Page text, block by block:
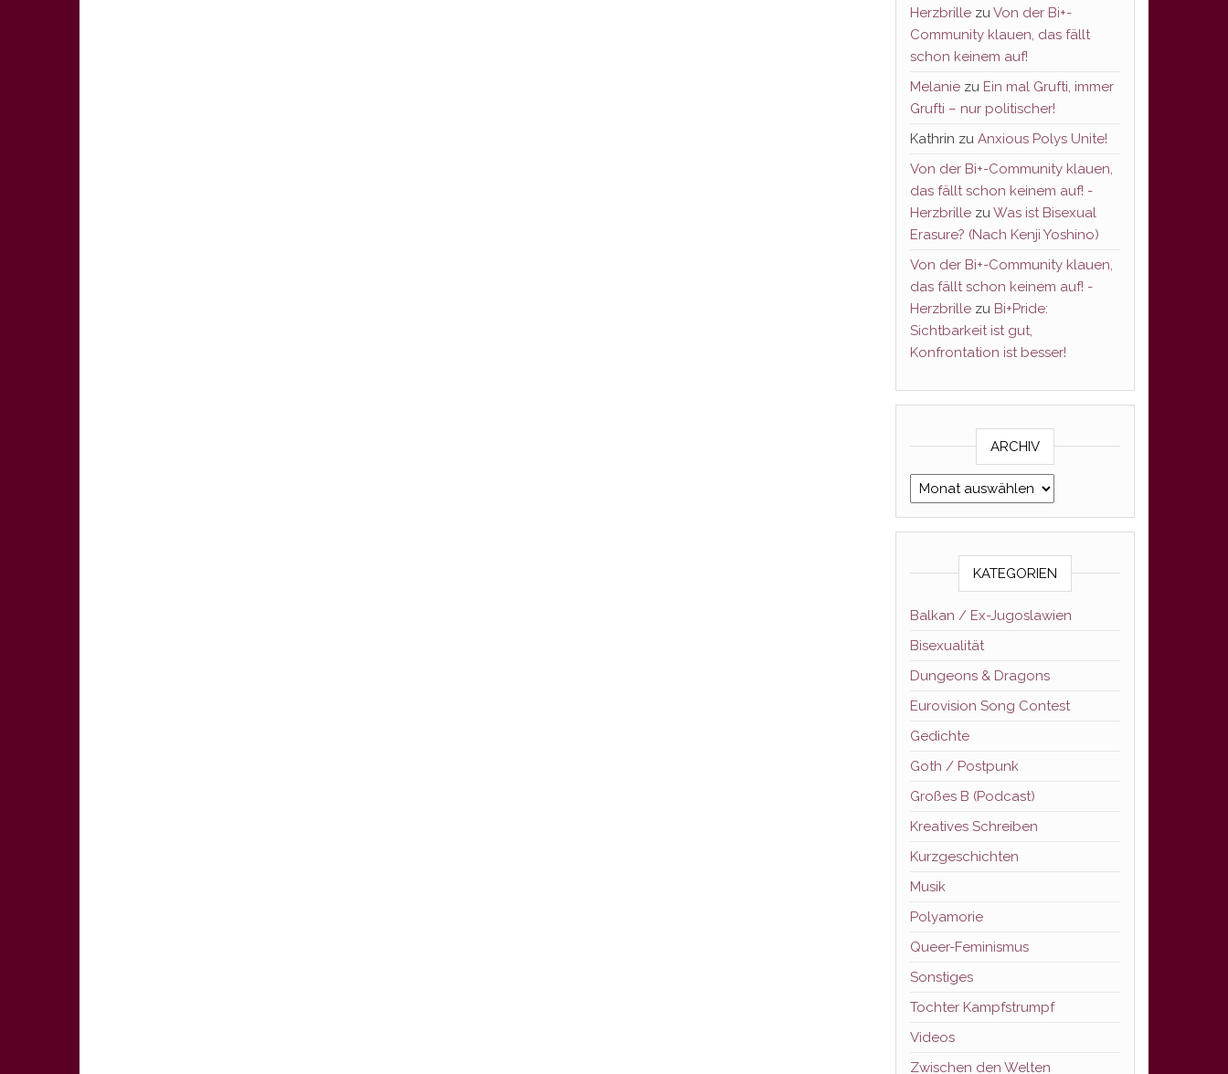
HerzbrillezuVon der Bi+-
Community klauen, das fällt
schon keinem auf!
Melaniezu Ein mal Grufti, immer
Grufti – nur politischer!
Kathrin zu Anxious Polys Unite!
Von der Bi+-Community klauen,
das fällt schon keinem auf! -
HerzbrillezuWas ist Bisexual
Erasure? (Nach Kenji Yoshino)
Von der Bi+-Community klauen,
das fällt schon keinem auf! -
Herzbrillezu Bi+Pride:
Sichtbarkeit ist gut,
Konfrontation ist besser!
ARCHIV
Archiv
KATEGORIEN
Balkan / Ex-Jugoslawien
Bisexualität
Dungeons & Dragons
Eurovision Song Contest
Gedichte
Goth / Postpunk
Großes B (Podcast)
Kreatives Schreiben
Kurzgeschichten
Musik
Polyamorie
Queer-Feminismus
Sonstiges
Tochter Kampfstrumpf
Videos
Zwischen den Welten